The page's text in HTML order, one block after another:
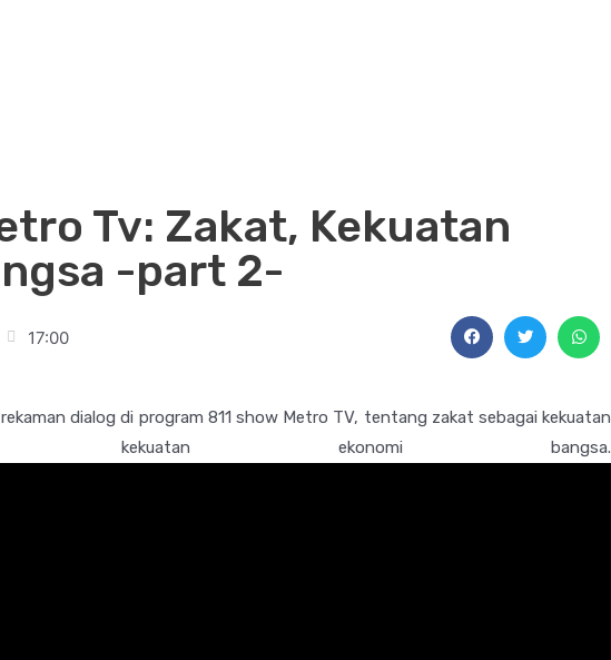
Tv: Zakat, Kekuatan
-part 2-
17:00
dialog di program 811 show Metro TV, tentang zakat sebagai kekuatan
ekonomi bangsa.